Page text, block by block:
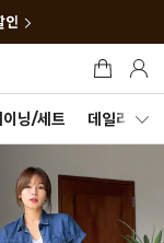
인
닝/세트 데일리세트